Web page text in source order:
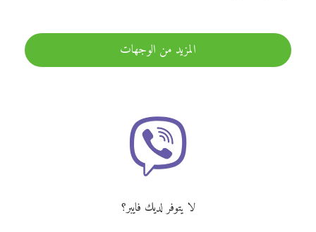
المزيد من الوجهات
لا يتوفر لديك فايبر؟